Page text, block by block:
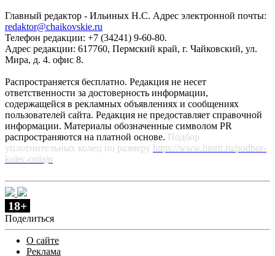
Главный редактор - Ильиных Н.С. Адрес электронной почты:
redaktor@chaikovskie.ru
Телефон редакции: +7 (34241) 9-60-80.
Адрес редакции: 617760, Пермский край, г. Чайковский, ул.
Мира, д. 4. офис 8.
Распространяется бесплатно. Редакция не несет
ответственности за достоверность информации,
содержащейся в рекламных объявлениях и сообщениях
пользователей сайта. Редакция не предоставляет справочной
информации. Материалы обозначенные символом PR
распространяются на платной основе. Подбор
уплотнительных колец по размеру https://www.binrti.ru/podbor-
kolec-onlajn
18+
Поделиться
О сайте
Реклама